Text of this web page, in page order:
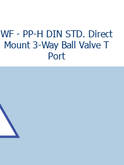
WF - PP-H DIN STD. Direct
Mount 3-Way Ball Valve T
Port